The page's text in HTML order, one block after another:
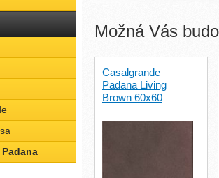
Možná Vás
Casalgrande
Padana Living
Brown 60x60